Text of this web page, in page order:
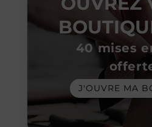
40 mises
J'OUVRE MA